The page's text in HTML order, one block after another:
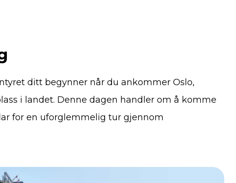
ditt begynner når du ankommer Oslo,
i landet. Denne dagen handler om å komme
for en uforglemmelig tur gjennom